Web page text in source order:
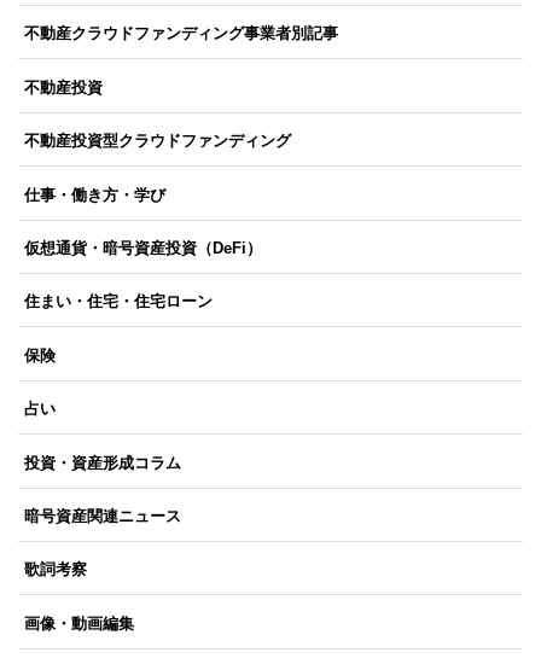
不動産クラウドファンディング事業者別記事
不動産投資
不動産投資型クラウドファンディング
仕事・働き方・学び
仮想通貨・暗号資産投資（DeFi）
住まい・住宅・住宅ローン
保険
占い
投資・資産形成コラム
暗号資産関連ニュース
歌詞考察
画像・動画編集